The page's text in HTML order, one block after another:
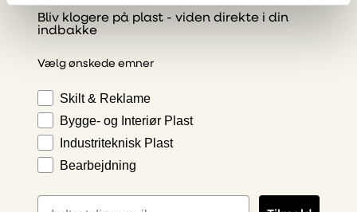
Bliv klogere på plast - viden direkte i din
indbakke
Vælg ønskede emner
Skilt & Reklame
Bygge- og Interiør Plast
Industriteknisk Plast
Bearbejdning
E-mailadresse